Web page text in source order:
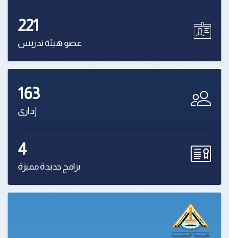
221
عضو هيئة تدريس
163
إدارى
4
برامج جديدة مميزة